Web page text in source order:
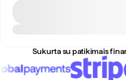
Sukurta su patikimais